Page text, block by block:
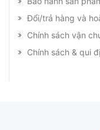
Đổi/trả hàng và
Chính sách vận
Chính sách & qui